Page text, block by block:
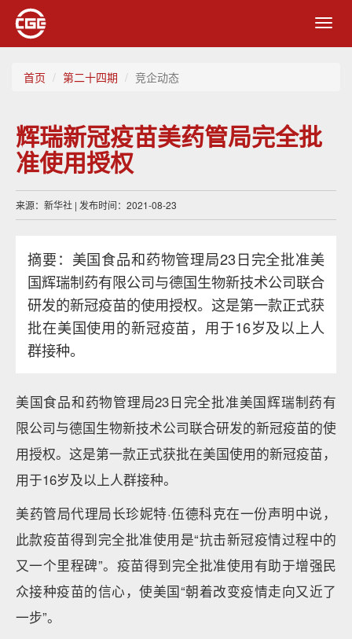
首页 第二十四期 竞企动态
辉瑞新冠疫苗美药管局完全批
准使用授权
来源：新华社 | 发布时间：2021-08-23
摘要：美国食品和药物管理局23日完全批准美
国辉瑞制药有限公司与德国生物新技术公司联合
研发的新冠疫苗的使用授权。这是第一款正式获
批在美国使用的新冠疫苗，用于16岁及以上人
群接种。
美国食品和药物管理局23日完全批准美国辉瑞制药有
限公司与德国生物新技术公司联合研发的新冠疫苗的使
用授权。这是第一款正式获批在美国使用的新冠疫苗，
用于16岁及以上人群接种。
美药管局代理局长珍妮特·伍德科克在一份声明中说，
此款疫苗得到完全批准使用是“抗击新冠疫情过程中的
又一个里程碑”。疫苗得到完全批准使用有助于增强民
众接种疫苗的信心，使美国“朝着改变疫情走向又近了
一步”。